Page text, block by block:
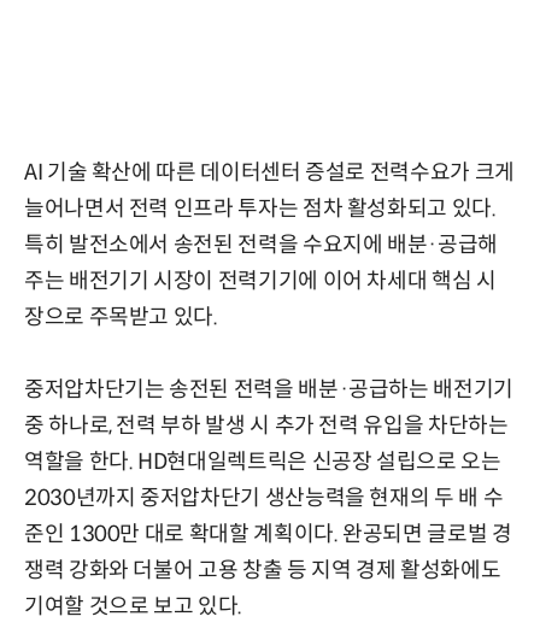
AI 기술 확산에 따른 데이터센터 증설로 전력수요가 크게
늘어나면서 전력 인프라 투자는 점차 활성화되고 있다.
특히 발전소에서 송전된 전력을 수요지에 배분·공급해
주는 배전기기 시장이 전력기기에 이어 차세대 핵심 시
장으로 주목받고 있다.
중저압차단기는 송전된 전력을 배분·공급하는 배전기기
중 하나로, 전력 부하 발생 시 추가 전력 유입을 차단하는
역할을 한다. HD현대일렉트릭은 신공장 설립으로 오는
2030년까지 중저압차단기 생산능력을 현재의 두 배 수
준인 1300만 대로 확대할 계획이다. 완공되면 글로벌 경
쟁력 강화와 더불어 고용 창출 등 지역 경제 활성화에도
기여할 것으로 보고 있다.